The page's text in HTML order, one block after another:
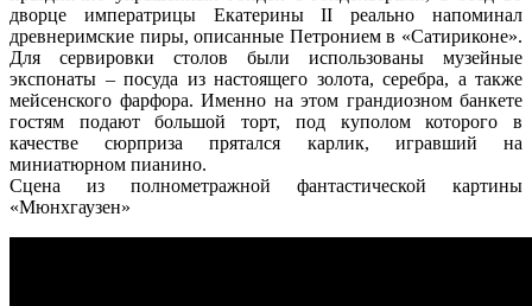
дворце императрицы Екатерины II реально напоминал
древнеримские пиры, описанные Петронием в «Сатириконе».
Для сервировки столов были использованы музейные
экспонаты – посуда из настоящего золота, серебра, а также
мейсенского фарфора. Именно на этом грандиозном банкете
гостям подают большой торт, под куполом которого в
качестве сюрприза прятался карлик, игравший на
миниатюрном пианино.
Сцена из полнометражной фантастической картины
«Мюнхгаузен»